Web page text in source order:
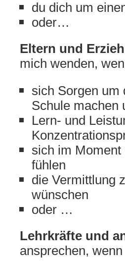
du dich um
oder…
Eltern und
mich wenden,
sich Sorgen um
Schule machen
Lern- und
sich im
fühlen
die Vermittlung
wünschen
oder …
Lehrkräfte und
ansprechen, wenn